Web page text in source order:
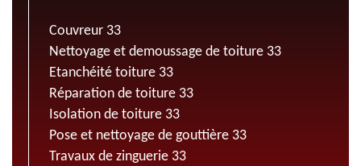
Couvreur 33
Nettoyage et demoussage de toiture 33
Etanchéité toiture 33
Réparation de toiture 33
Isolation de toiture 33
Pose et nettoyage de gouttière 33
Travaux de zinguerie 33